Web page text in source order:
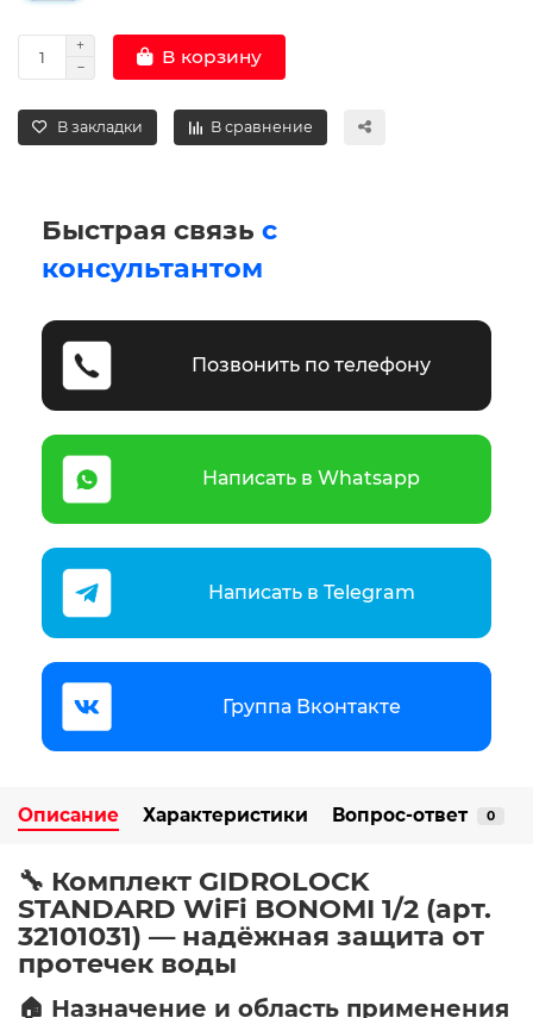
В корзину
В закладки В сравнение
Быстрая связь с
консультантом
Позвонить по телефону
Написать в Whatsapp
Написать в Telegram
Группа Вконтакте
Описание Характеристики Вопрос-ответ 0
🔧 Комплект GIDROLOCK
STANDARD WiFi BONOMI 1/2 (арт.
32101031) — надёжная защита от
протечек воды
🏠 Назначение и область применения